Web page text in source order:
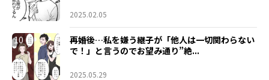
2025.02.05
10
再婚後…私を嫌う継子が「他人は一切関わらない
で！」と言うのでお望み通り”絶...
2025.05.29